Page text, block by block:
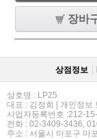
장바
상점정보
상호명 : LP25
대표 : 김정희 | 개인정보
사업자등록번호 :212-
전화 : 02-3409-3436,
주소 : 서울시 마포구 마